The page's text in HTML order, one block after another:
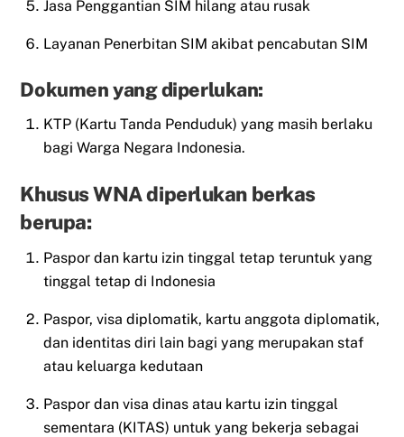
Jasa Penggantian SIM hilang atau rusak
Layanan Penerbitan SIM akibat pencabutan SIM
Dokumen yang diperlukan:
KTP (Kartu Tanda Penduduk) yang masih berlaku
bagi Warga Negara Indonesia.
Khusus WNA diperlukan berkas
berupa:
Paspor dan kartu izin tinggal tetap teruntuk yang
tinggal tetap di Indonesia
Paspor, visa diplomatik, kartu anggota diplomatik,
dan identitas diri lain bagi yang merupakan staf
atau keluarga kedutaan
Paspor dan visa dinas atau kartu izin tinggal
sementara (KITAS) untuk yang bekerja sebagai